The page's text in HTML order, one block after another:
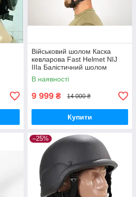
Військовий шолом Каска
кевларова Fast Helmet NIJ
IIIa Балістичний шолом
В наявності
9 999 ₴ 14 000 ₴
Купити
–25%